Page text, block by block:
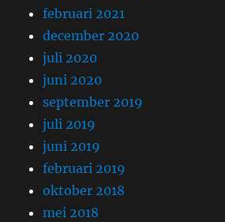
februari 2021
december 2020
juli 2020
juni 2020
september 2019
juli 2019
juni 2019
februari 2019
oktober 2018
mei 2018